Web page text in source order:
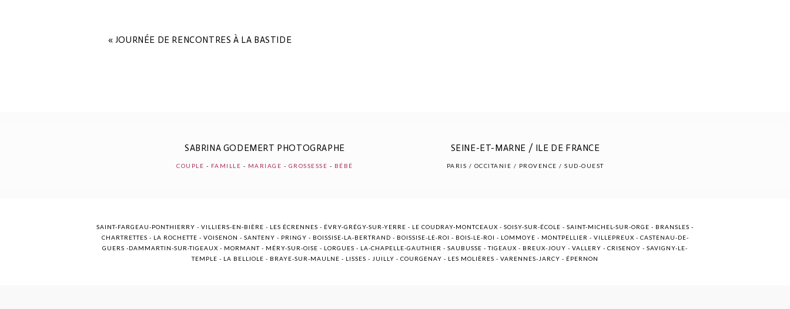
« JOURNÉE DE RENCONTRES À LA BASTIDE
SABRINA GODEMERT PHOTOGRAPHE
COUPLE - FAMILLE - MARIAGE - GROSSESSE - BÉBÉ
SEINE-ET-MARNE / ILE DE FRANCE
PARIS / OCCITANIE / PROVENCE / SUD-OUEST
SAINT-FARGEAU-PONTHIERRY - VILLIERS-EN-BIÈRE - LES ÉCRENNES - ÉVRY-GRÉGY-SUR-YERRE - LE COUDRAY-MONTCEAUX - SOISY-SUR-ÉCOLE - SAINT-MICHEL-SUR-ORGE - BRANSLES -
CHARTRETTES - LA ROCHETTE - VOISENON - SANTENY - PRINGY - BOISSISE-LA-BERTRAND - BOISSISE-LE-ROI - BOIS-LE-ROI - LOMMOYE - MONTPELLIER - VILLEPREUX - CASTENAU-DE-
GUERS -DAMMARTIN-SUR-TIGEAUX - MORMANT - MÉRY-SUR-OISE - LORGUES - LA-CHAPELLE-GAUTHIER - SAUBUSSE - TIGEAUX - BREUX-JOUY - VALLERY - CRISENOY - SAVIGNY-LE-
TEMPLE - LA BELLIOLE - BRAYE-SUR-MAULNE - LISSES - JUILLY - COURGENAY - LES MOLIÈRES - VARENNES-JARCY - ÉPERNON